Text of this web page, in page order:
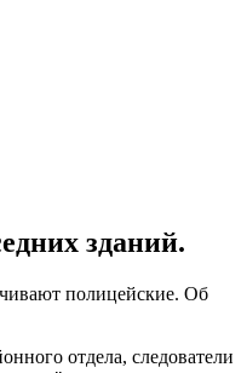
зданий.
полицейские. Об
отдела, следователи